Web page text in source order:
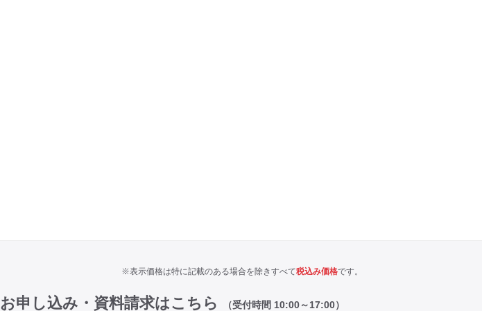
※表示価格は特に記載のある場合を除きすべて税込み価格です。
お申し込み・資料請求はこちら （受付時間 10:00～17:00）